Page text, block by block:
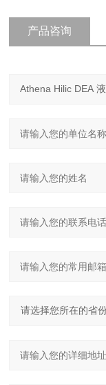
产品咨询